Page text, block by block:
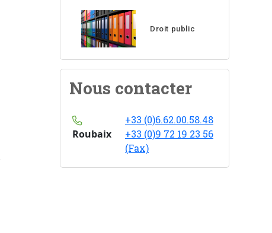
Droit public
Nous contacter
Roubaix
+33 (0)6.62.00.58.48
+33 (0)9 72 19 23 56
(Fax)